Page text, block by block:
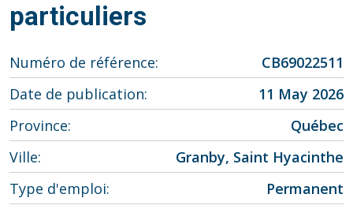
particuliers
Numéro de référence
CB69022511
Date de publication
11 May 2026
Province
Québec
Ville
Granby, Saint Hyacinthe
Type d'emploi
Permanent